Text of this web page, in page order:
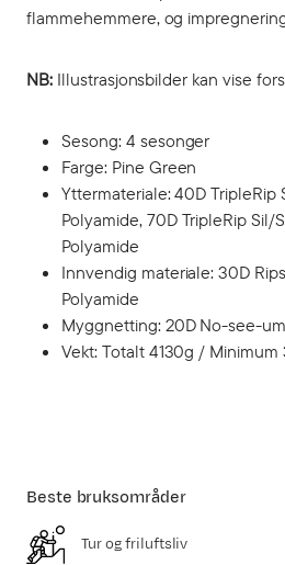
flammehemmere, og
NB:Illustrasjonsbilder kan vise
Sesong: 4 sesonger
Farge: Pine Green
Yttermateriale: 40D TripleRip
Polyamide, 70D TripleRip Sil/
Polyamide
Innvendig materiale: 30D
Polyamide
Myggnetting: 20D No-see-
Vekt: Totalt 4130g / Minimum
Beste bruksområder
Tur og friluftsliv